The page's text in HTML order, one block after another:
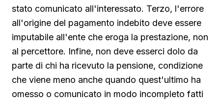
stato comunicato all'interessato. Terzo, l'errore
all'origine del pagamento indebito deve essere
imputabile all'ente che eroga la prestazione, non
al percettore. Infine, non deve esserci dolo da
parte di chi ha ricevuto la pensione, condizione
che viene meno anche quando quest'ultimo ha
omesso o comunicato in modo incompleto fatti